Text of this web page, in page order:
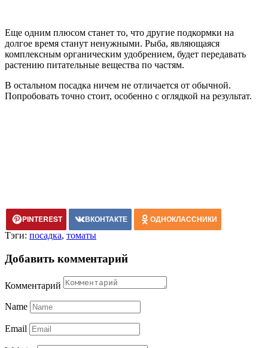
Еще одним плюсом станет то, что другие подкормки на
долгое время станут ненужными. Рыба, являющаяся
комплексным органическим удобрением, будет передавать
растению питательные вещества по частям.
В остальном посадка ничем не отличается от обычной.
Попробовать точно стоит, особенно с оглядкой на результат.
PINTEREST ВКОНТАКТЕ ОДНОКЛАССНИКИ
Тэги: посадка, томаты
Добавить комментарий
Комментарий
Name
Email